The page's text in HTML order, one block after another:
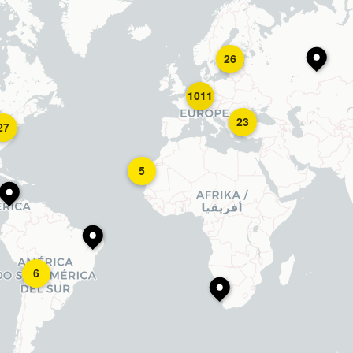
6
26
5
23
1011